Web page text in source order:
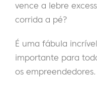
vence a lebre
corrida a pé?
É uma fábula
importante para
os empreendedores.